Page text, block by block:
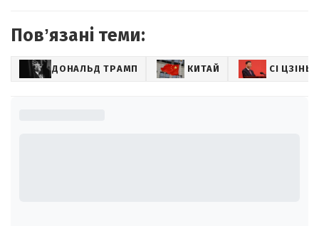
Повʼязані теми:
ДОНАЛЬД ТРАМП КИТАЙ СІ